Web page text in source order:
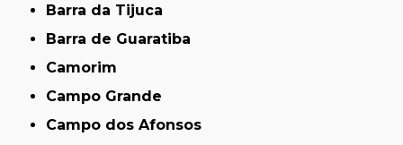
Barra da Tijuca
Barra de Guaratiba
Camorim
Campo Grande
Campo dos Afonsos